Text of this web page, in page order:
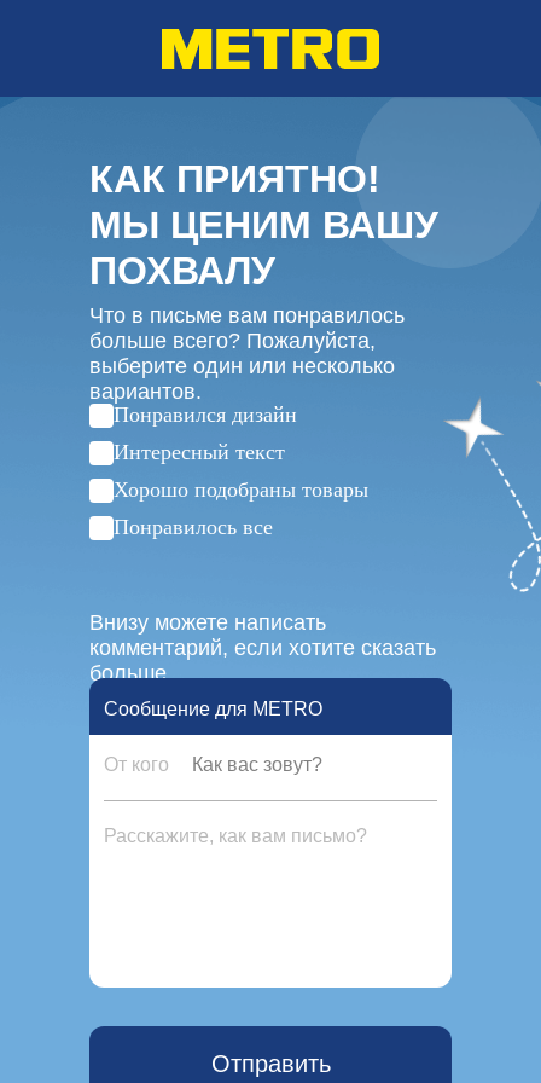
КАК ПРИЯТНО!
МЫ ЦЕНИМ ВАШУ
ПОХВАЛУ
Что в письме вам понравилось
больше всего? Пожалуйста,
выберите один или несколько
вариантов.
Внизу можете написать
комментарий, если хотите сказать
больше.
Сообщение для METRO
Понравился дизайн
Интересный текст
Хорошо подобраны товары
Понравилось все
Отправить
От кого